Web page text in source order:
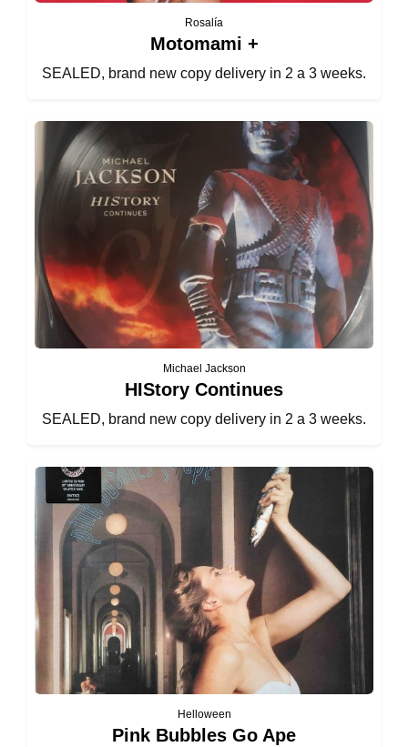
Rosalía
Motomami +
SEALED, brand new copy delivery in 2 a 3 weeks.
Michael Jackson
HIStory Continues
SEALED, brand new copy delivery in 2 a 3 weeks.
Helloween
Pink Bubbles Go Ape